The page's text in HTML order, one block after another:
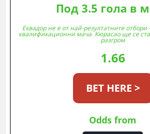
Под 3.5 гола в
Еквадор не е от най-резултатните отбори
квалификационни мача. Кюрасао ще се
разгром
1.66
BET HERE >
Odds from